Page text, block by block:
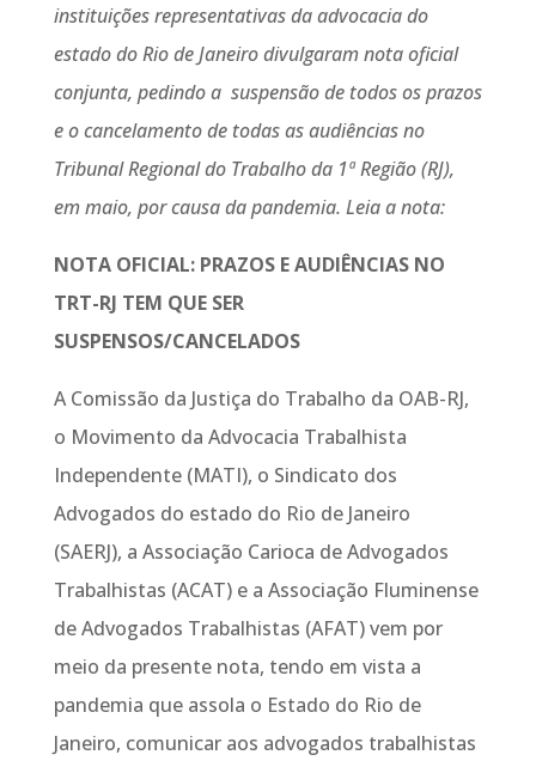
instituições representativas da advocacia do
estado do Rio de Janeiro divulgaram nota oficial
conjunta, pedindo a suspensão de todos os prazos
e o cancelamento de todas as audiências no
Tribunal Regional do Trabalho da 1ª Região (RJ),
em maio, por causa da pandemia. Leia a nota:
NOTA OFICIAL: PRAZOS E AUDIÊNCIAS NO
TRT-RJ TEM QUE SER
SUSPENSOS/CANCELADOS
A Comissão da Justiça do Trabalho da OAB-RJ,
o Movimento da Advocacia Trabalhista
Independente (MATI), o Sindicato dos
Advogados do estado do Rio de Janeiro
(SAERJ), a Associação Carioca de Advogados
Trabalhistas (ACAT) e a Associação Fluminense
de Advogados Trabalhistas (AFAT) vem por
meio da presente nota, tendo em vista a
pandemia que assola o Estado do Rio de
Janeiro, comunicar aos advogados trabalhistas